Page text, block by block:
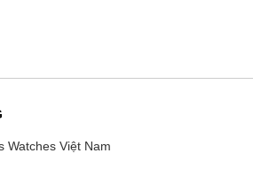
Watches Việt Nam